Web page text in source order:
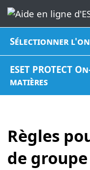
Sélectionner
ESET PROTECT
matières
Règles
de